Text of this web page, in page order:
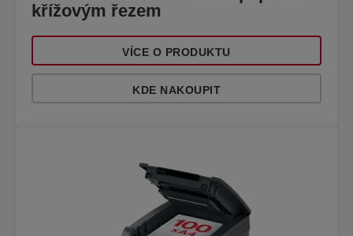
křížovým řezem
VÍCE O PRODUKTU
KDE NAKOUPIT